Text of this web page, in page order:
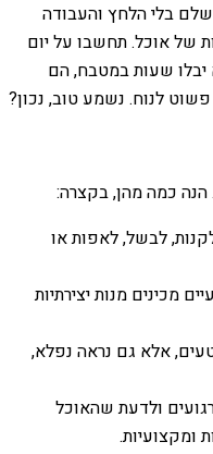
בלי הלחץ והעבודה
של אוכל. תחשבו על יום
שעות במטבח, הם
לנוח. נשמע טוב, נכון?
הנה כמה מהן, בקצרה:
לבשל, לאפות או
מכינים מנות יצירתיות
אלא גם נראה נפלא,
ולדעת שהאוכל
ומקצועיות.